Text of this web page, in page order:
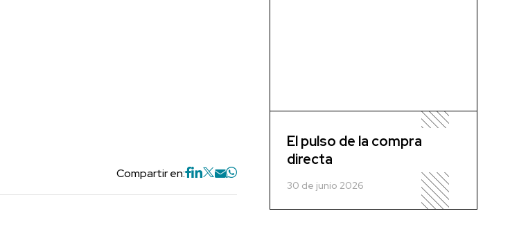
Compartir en:
El pulso de la compra
directa
30 de junio 2026